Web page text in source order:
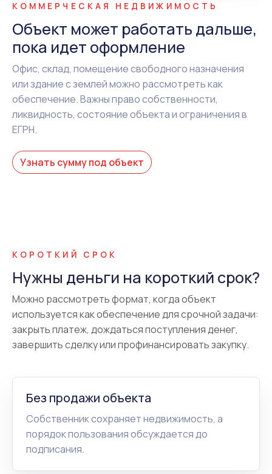
КОММЕРЧЕСКАЯ НЕДВИЖИМОСТЬ
Объект может работать дальше,
пока идет оформление
Офис, склад, помещение свободного назначения
или здание с землей можно рассмотреть как
обеспечение. Важны право собственности,
ликвидность, состояние объекта и ограничения в
ЕГРН.
Узнать сумму под объект
КОРОТКИЙ СРОК
Нужны деньги на короткий срок?
Можно рассмотреть формат, когда объект
используется как обеспечение для срочной задачи:
закрыть платеж, дождаться поступления денег,
завершить сделку или профинансировать закупку.
Без продажи объекта
Собственник сохраняет недвижимость, а
порядок пользования обсуждается до
подписания.